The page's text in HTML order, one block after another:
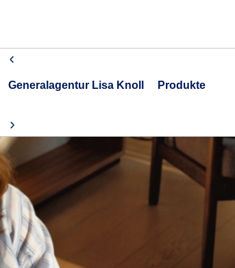
Generalagentur Lisa Knoll Produkte